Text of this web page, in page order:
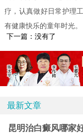
疗，认真做好日常护理
有健康快乐的童年时光。
下一篇：没有了
最新文章
昆明治白癜风哪家